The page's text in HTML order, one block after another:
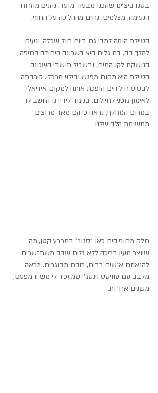
בסנדביצ'ים שהכנו מבעוד מועד. נהנים מהרוח
הנעימה, מצלמים, נחים מההליכה על החוף.
הטיילת הומה למדי גם ביום חול שכזה, ונעים
להלך בה. בת גלים היא השכונה היחידה בחיפה
הנושקת לקו המים, ובשביל תושבי השכונה –
הטיילת היא מקום מפגש ובילוי מרכזי. קירבתה
לבסיס חיל הים הופכת אותה למקום אידיאלי
לאימון גופני לחיילים. בניגוד לידידנו היושב לו
במרום המחלף, נראה כי הם מאד מרוצים
מתשומת הלב שלנו.
חלק מחוף הים כאן "סגור" במפרץ קטן, מה
שיוצר מעין בריכה ללא גלים שבה משתכשכים
להנאתם אנשים רבים, רובם מבוגרים. מראה
מלבב עם טוויסט וינטג'י שמזכיר לי משהו מפעם,
משנים אחרות.